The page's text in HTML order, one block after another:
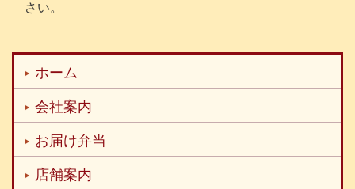
さい。
ホーム
会社案内
お届け弁当
店舗案内